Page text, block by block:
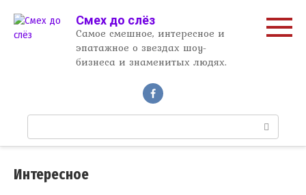
контенту
Смех до слёз
Самое смешное, интересное и
эпатажное о звездах шоу-
бизнеса и знаменитых людях.
о
и
к
Интересное